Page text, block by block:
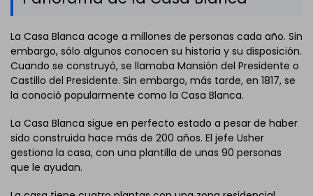
La Casa Blanca acoge a millones de personas cada año. Sin
embargo, sólo algunos conocen su historia y su disposición.
Cuando se construyó, se llamaba Mansión del Presidente o
Castillo del Presidente. Sin embargo, más tarde, en 1817, se
la conoció popularmente como la Casa Blanca.
La Casa Blanca sigue en perfecto estado a pesar de haber
sido construida hace más de 200 años. El jefe Usher
gestiona la casa, con una plantilla de unas 90 personas
que le ayudan.